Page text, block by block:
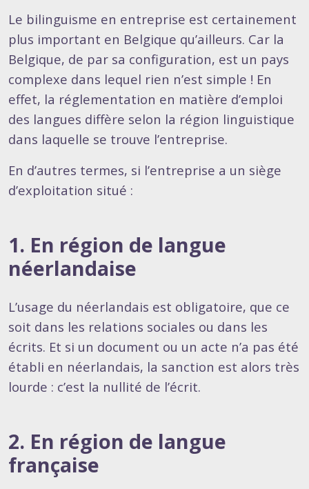
Le bilinguisme en entreprise est certainement
plus important en Belgique qu’ailleurs. Car la
Belgique, de par sa configuration, est un pays
complexe dans lequel rien n’est simple ! En
effet, la réglementation en matière d’emploi
des langues diffère selon la région linguistique
dans laquelle se trouve l’entreprise.
En d’autres termes, si l’entreprise a un siège
d’exploitation situé :
1. En région de langue
néerlandaise
L’usage du néerlandais est obligatoire, que ce
soit dans les relations sociales ou dans les
écrits. Et si un document ou un acte n’a pas été
établi en néerlandais, la sanction est alors très
lourde : c’est la nullité de l’écrit.
2. En région de langue
française